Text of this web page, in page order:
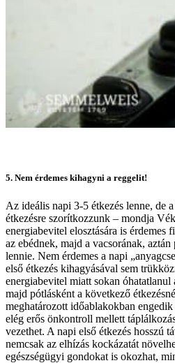
5. Nem érdemes kihagyni a reggelit!
Az ideális napi 3-5 étkezés lenne, de
étkezésre szorítkozzunk – mondja
energiabevitel elosztására is érdemes
az ebédnek, majd a vacsorának,
lennie. Nem érdemes a napi
első étkezés kihagyásával sem
energiabevitel miatt sokan óhatatlanul
majd pótlásként a következő
meghatározott időablakokban
elég erős önkontroll mellett
vezethet. A napi első étkezés hosszú
nemcsak az elhízás kockázatát
egészségügyi gondokat is okozhat,